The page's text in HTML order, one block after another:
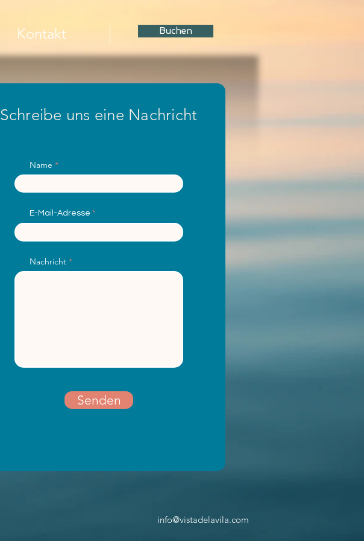
Kontakt Buchen
Schreibe uns eine Nachricht
Name
E-Mail-Adresse
Nachricht
Senden
info@vistadelavila.com